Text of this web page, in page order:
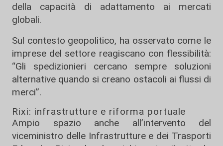
della capacità di adattamento ai mercati
globali.
Sul contesto geopolitico, ha osservato come le
imprese del settore reagiscano con flessibilità:
“Gli spedizionieri cercano sempre soluzioni
alternative quando si creano ostacoli ai flussi di
merci”.
Rixi: infrastrutture e riforma portuale
Ampio spazio anche all’intervento del
viceministro delle Infrastrutture e dei Trasporti